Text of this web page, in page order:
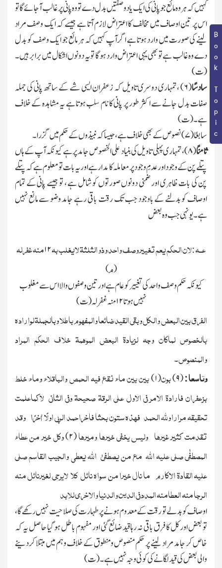
Book Topic
کہیں کہ ہر وہ مائع جو پانی کی ایك یا دوصفتیں بدل دے تو وہ پانی پر غالب آجائےگا تو
اس پر تین اوصاف میں مخالف کا اعتراض لازم آتا ہے جیسے کہ ایك وصف مراد
لینے کی صورت میں وارد ہوتا ہے اگرآپ کہیں کہ ہر مائع جو ایك وصف کو بدل
دے وہ غالب ہے تو بھی یہی اعتراض وارد ہوگا تو یہ دونوں اشکال میں برابر ہیں۔
(ت)
سادسًا(۶)، تمہاریدوسریتاویل کہ زعفران ایسی شے کے ساتھ پانی کی جملہ
صفات بدل جانے سے اکثر طور پر پانی کا نام سلب ہوتا ہے یہ مشاہدہ کے خلاف
ہے۔ (ت)
سابعًا(۷)نصوصکےبھیخلافہے ، جیساکہنبیذوں کے حکم میں گزرا۔
ثامنًا(۸)، تمہاریپہلیتاویلکیبنیادعلیالخصوصجامدپرہےکیونکہآپکے ہاں
پتلے پن کے وجود اور عدمِ وجود پر معاملہ کا مدار ہے اور یہ بات تو معلوم ہے کہ پتلے
پن کی بات ظاہری اور ضمنی دونوں صورتوں کو شامل ہے ، تو جیسے پانی کے تمام
اوصاف کو بدلنے کے باوجود جب تك رقت باقی رہے جامد وضو سے مانع نہیں
ہے۔ یونہی جب وہ بعض
عــہ:لان الحکم یعم تغییر وصف واحد وذو الثلثۃ لایغلب بہ۱۲منہ غفرلہ
(م)
کیونکہ حکم وصف واحد کی تغییر کو عام ہے اور تین وصفوں والا اس سے مغلوب
نہیں ہوتا۱۲منہغفرلہ(ت)
الفرق بین البعض والکل وبقی القید ضائعا والمفھوم باطلا وبالجملۃ لوارادہ
بالخصوص لماکان وجہ لزیادۃ البعض الموھمۃ خلاف الحکم المراد
والمنصوص۔
وتاسعا:
(۹)بون(۱)بین بین ماء نقع فیہ الحمص والباقلاء وماء خلط
بزعفران فارادۃ الامر فی الاول علی الرقۃ صحیحۃ وفی الثانی لاکماعلمت
تحقیقہ مرارا ولله الحمدفھذہستونبحثافاخراحمدالربیاولًا اٰخرًا وقد
تقدمتکثیرغیرھا ولیسیخفی خیرھا ومیرھا(۲)وکل خیر من عطاء
المصطفٰی صلی علیہ الله مع من یصطفیٰ الله یعطی والجیب القاسم صلی
علیہ القادۃ الاکارم مانالخیرامنسواہنائلکلالایرجی لغیرنائلمنہ
الرجا منہ العطامنہ المدد فی الدین والدنیا والاخری للابد
اوصاف کو بدلے تو رقت کے معدوم ہونے پر طہارت کی صلاحیت نہیں رکھے گا ،
تو بعض اور کل کا فرق باقی نہ رہا قید ضائع گئی اور مفہوم باطل ہوگیا حاصل یہ کہ
خاص کر جامد مراد لینے پر حکم منصوص ومنطوق کے خلاف وہم میں مبتلا کردینے
والی بعض کی قید لگانے کی کوئی وجہ نہیں ہے۔ (ت)